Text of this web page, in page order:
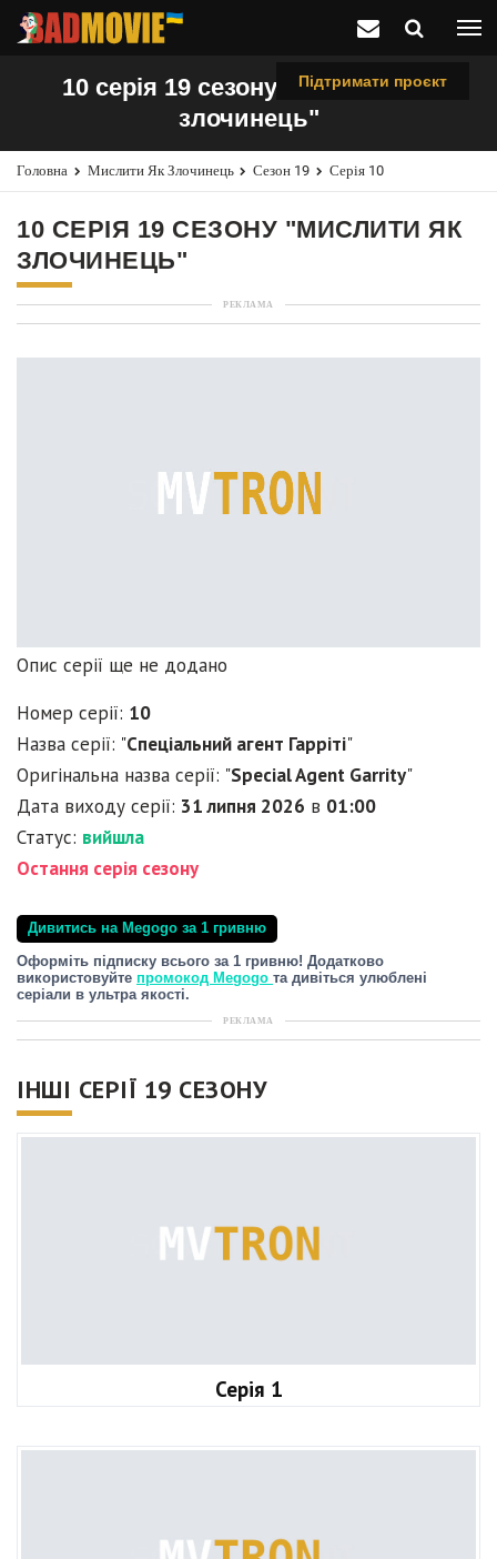
Підтримати проєкт
10 серія 19 сезону "Мислити як
злочинець"
Головна Мислити Як Злочинець Сезон 19 Серія 10
10 СЕРІЯ 19 СЕЗОНУ "МИСЛИТИ ЯК
ЗЛОЧИНЕЦЬ"
РЕКЛАМА
Опис серії ще не додано
Номер серії: 10
Назва серії: "Спеціальний агент Гарріті"
Оригінальна назва серії: "Special Agent Garrity"
Дата виходу серії: 31 липня 2026 в 01:00
Статус: вийшла
Остання серія сезону
Дивитись на Megogo за 1 гривню
Оформіть підписку всього за 1 гривню! Додатково
використовуйте промокод Megogo та дивіться улюблені
серіали в ультра якості.
РЕКЛАМА
ІНШІ СЕРІЇ 19 СЕЗОНУ
Серія 1